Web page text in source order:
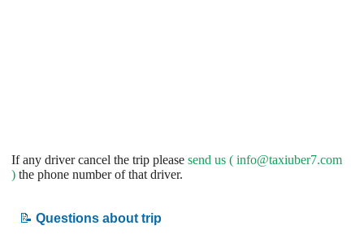
If any driver cancel the trip please send us ( info@taxiuber7.com
) the phone number of that driver.
📝 Questions about trip